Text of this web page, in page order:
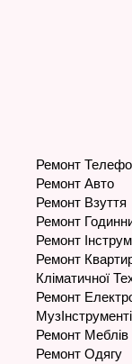
Ремонт
Ремонт Авто
Ремонт Взуття
Ремонт
Ремонт
Ремонт
Кліматичної
Ремонт
Ремонт Меблів
Ремонт Одягу